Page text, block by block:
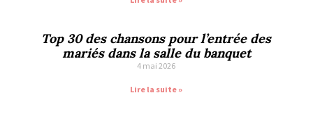
Top 30 des chansons pour l’entrée des
mariés dans la salle du banquet
4 mai 2026
Lire la suite »